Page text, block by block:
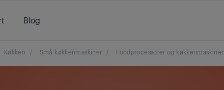
Blog
Køkken / Små køkkenmaskiner / Foodprocessorer og køkkenmaskiner